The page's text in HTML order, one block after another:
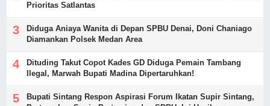
Prioritas Satlantas
Diduga Aniaya Wanita di Depan SPBU Denai, Doni Chaniago
Diamankan Polsek Medan Area
Dituding Takut Copot Kades GD Diduga Pemain Tambang
Ilegal, Marwah Bupati Madina Dipertaruhkan!
Bupati Sintang Respon Aspirasi Forum Ikatan Supir Sintang,